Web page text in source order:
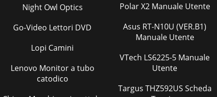
Night Owl Optics
Go-Video Lettori DVD
Lopi Camini
Lenovo Monitor a tubo
catodico
Polar X2 Manuale Utente
Asus RT-N10U (VER.B1)
Manuale Utente
VTech LS6225-5 Manuale
Utente
Targus THZ592US Scheda